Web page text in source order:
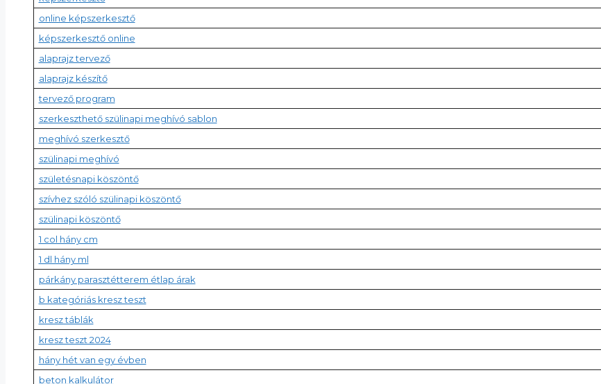
online képszerkesztő
képszerkesztő online
alaprajz tervező
alaprajz készítő
tervező program
szerkeszthető szülinapi meghívó sablon
meghívó szerkesztő
szülinapi meghívó
születésnapi köszöntő
szívhez szóló szülinapi köszöntő
szülinapi köszöntő
1 col hány cm
1 dl hány ml
párkány parasztétterem étlap árak
b kategóriás kresz teszt
kresz táblák
kresz teszt 2024
hány hét van egy évben
beton kalkulátor